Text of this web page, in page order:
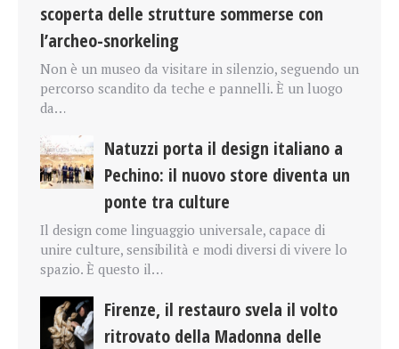
scoperta delle strutture sommerse con
l’archeo-snorkeling
Non è un museo da visitare in silenzio, seguendo un
percorso scandito da teche e pannelli. È un luogo
da…
Natuzzi porta il design italiano a
Pechino: il nuovo store diventa un
ponte tra culture
Il design come linguaggio universale, capace di
unire culture, sensibilità e modi diversi di vivere lo
spazio. È questo il…
Firenze, il restauro svela il volto
ritrovato della Madonna delle